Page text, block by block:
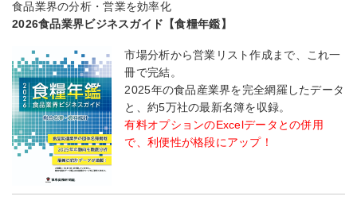
食品業界の分析・営業を効率化
2026食品業界ビジネスガイド【食糧年鑑】
市場分析から営業リスト作成まで、これ一
冊で完結。
2025年の食品産業界を完全網羅したデータ
と、約5万社の最新名簿を収録。
有料オプションのExcelデータとの併用
で、利便性が格段にアップ！